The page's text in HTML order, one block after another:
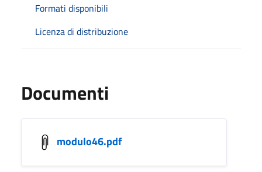
Formati disponibili
Licenza di distribuzione
Documenti
modulo46.pdf